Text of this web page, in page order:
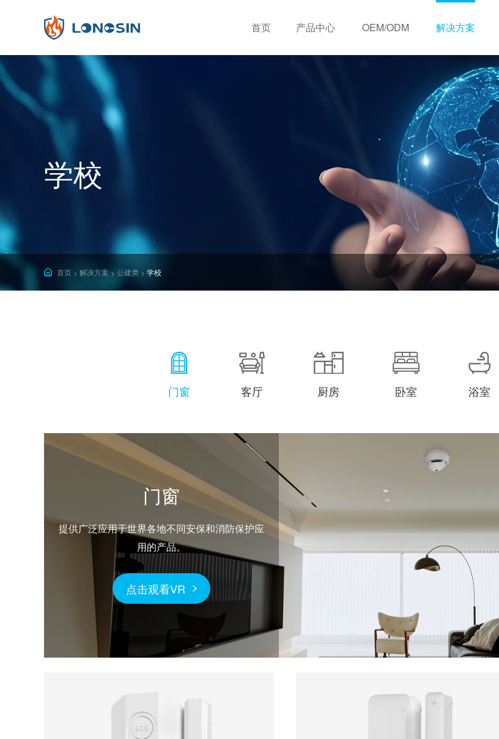
首页 产品中心
分类筛选
火灾探测器
有毒有害气体探测器
安全防护探测器
开关&阀门
有线联网式
OEM/ODM
ODM定制服务
解决方案
商业类
下载中心
公司简介 销售网络
学校
首页 > 解决方案> 公建类 > 学校
门窗 客厅 厨房 卧室 浴室
门窗
提供广泛应用于世界各地不同安保和消防保护应
用的产品。
点击观看VR
客厅
提供广泛应用于世界各地不同安保和消防保护应
用的产品。
点击观看VR
厨房
提供广泛应用于世界各地不同安保和消防保护应
用的产品。
点击观看VR
卧室
提供广泛应用于世界各地不同安保和消防保护应
用的产品。
点击观看VR
浴室
提供广泛应用于世界各地不同安保和消防保护应
用的产品。
点击观看VR
庭院
提供广泛应用于世界各地不同安保和消防保护应
用的产品。
点击观看VR
全屋智能
提供广泛应用于世界各地不同安保和消防保护应
用的产品。
点击观看VR